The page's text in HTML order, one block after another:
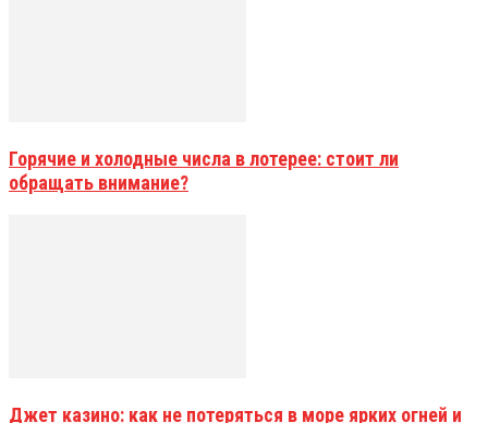
Горячие и холодные числа в лотерее: стоит ли
обращать внимание?
Джет казино: как не потеряться в море ярких огней и